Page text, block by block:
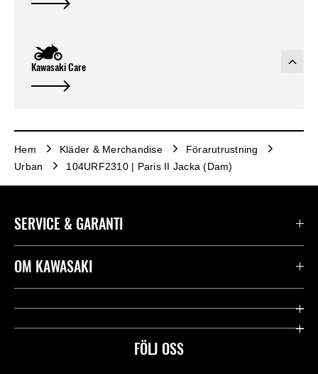
Kawasaki Care
Hem Kläder & Merchandise
Förarutrustning
Urban
104URF2310 | Paris II Jacka (Dam)
FÖLJ OSS
SERVICE & GARANTI
Kontakta oss
Användbara länkar
OM KAWASAKI
Företag